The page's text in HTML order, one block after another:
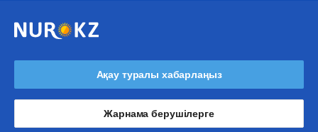
Ақау туралы хабарлаңыз
Жарнама берушілерге